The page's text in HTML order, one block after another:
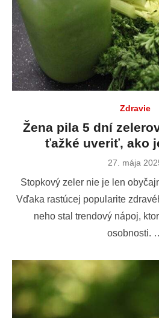
Zdravie
Žena pila 5 dní
ťažké uveriť, ako
Publikované
27. mája
Stopkový zeler nie je len
Vďaka rastúcej popularite
neho stal trendový nápoj,
osobnosti.